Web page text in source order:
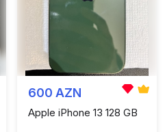
600 AZN
Apple iPhone 13 128 GB